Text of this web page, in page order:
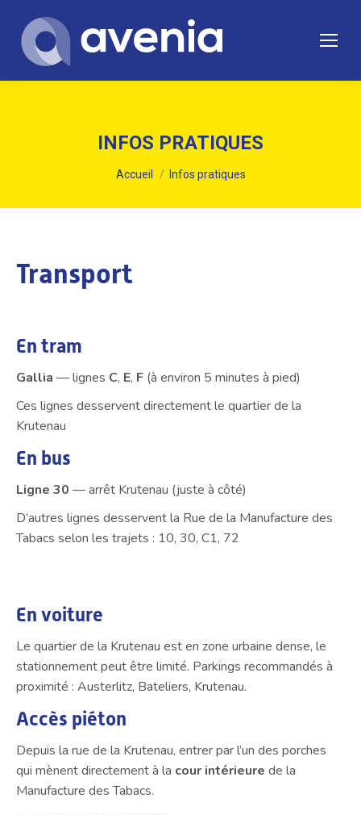
INFOS PRATIQUES
Vous êtes ici :
Accueil Infos pratiques
Transport
En tram
Gallia — lignes C, E, F (à environ 5 minutes à pied)
Ces lignes desservent directement le quartier de la
Krutenau
En bus
Ligne 30 — arrêt Krutenau (juste à côté)
D’autres lignes desservent la Rue de la Manufacture des
Tabacs selon les trajets : 10, 30, C1, 72
En voiture
Le quartier de la Krutenau est en zone urbaine dense, le
stationnement peut être limité. Parkings recommandés à
proximité : Austerlitz, Bateliers, Krutenau.
Accès piéton
Depuis la rue de la Krutenau, entrer par l’un des porches
qui mènent directement à la cour intérieure de la
Manufacture des Tabacs.